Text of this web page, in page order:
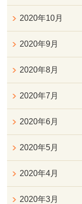
2020年10月
2020年9月
2020年8月
2020年7月
2020年6月
2020年5月
2020年4月
2020年3月